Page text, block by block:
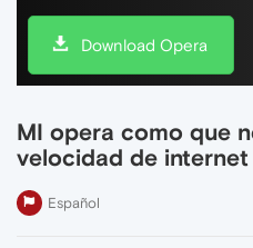
Download Opera
MI opera como que
velocidad de internet
Español